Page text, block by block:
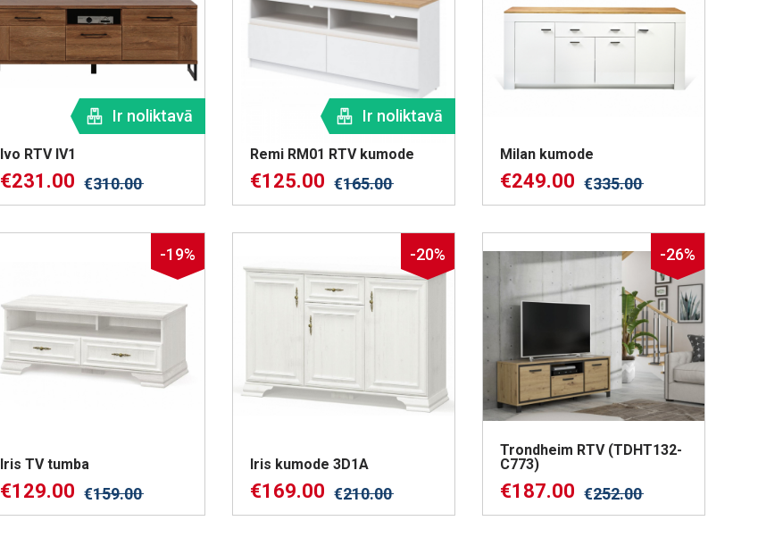
Ir noliktavā
Ivo RTV IV1
€231.00 €310.00
Ir noliktavā
Remi RM01 RTV kumode
€125.00 €165.00
Milan kumode
€249.00 €335.00
-19%
Iris TV tumba
€129.00 €159.00
-20%
Iris kumode 3D1A
€169.00 €210.00
-26%
Trondheim RTV (TDHT132-
C773)
€187.00 €252.00